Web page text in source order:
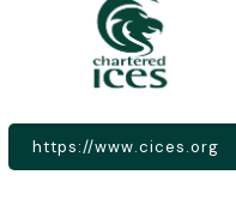
https://www.cices.org